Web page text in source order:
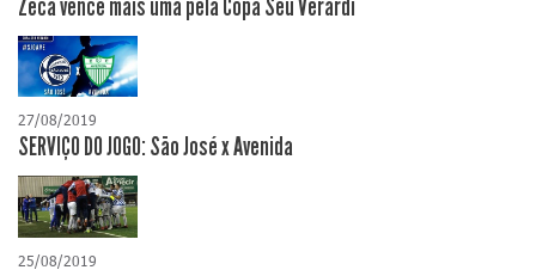
Zeca vence mais uma pela Copa Seu Verardi
27/08/2019
SERVIÇO DO JOGO: São José x Avenida
25/08/2019